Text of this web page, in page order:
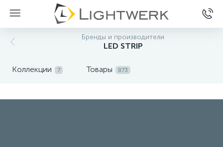
Бренды и производители
LED STRIP
Коллекции 7 Товары 873